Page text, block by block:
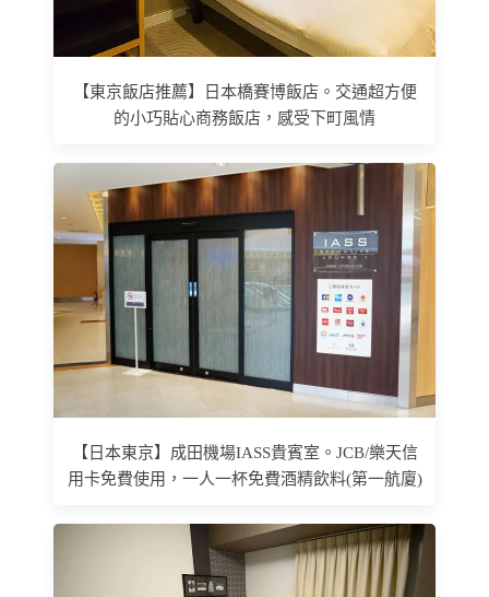
【東京飯店推薦】日本橋賽博飯店。交通超方便
的小巧貼心商務飯店，感受下町風情
【日本東京】成田機場IASS貴賓室。JCB/樂天信
用卡免費使用，一人一杯免費酒精飲料(第一航廈)